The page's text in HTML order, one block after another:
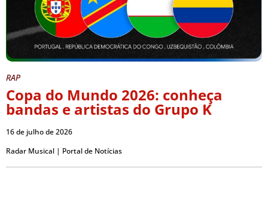
RAP
Copa do Mundo 2026: conheça
bandas e artistas do Grupo K
16 de julho de 2026
Radar Musical | Portal de Notícias